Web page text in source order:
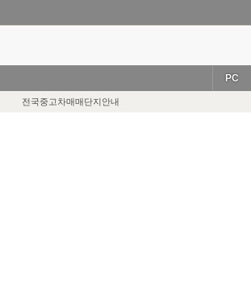
PC
전국중고차매매단지안내